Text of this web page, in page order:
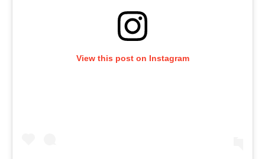
View this post on Instagram